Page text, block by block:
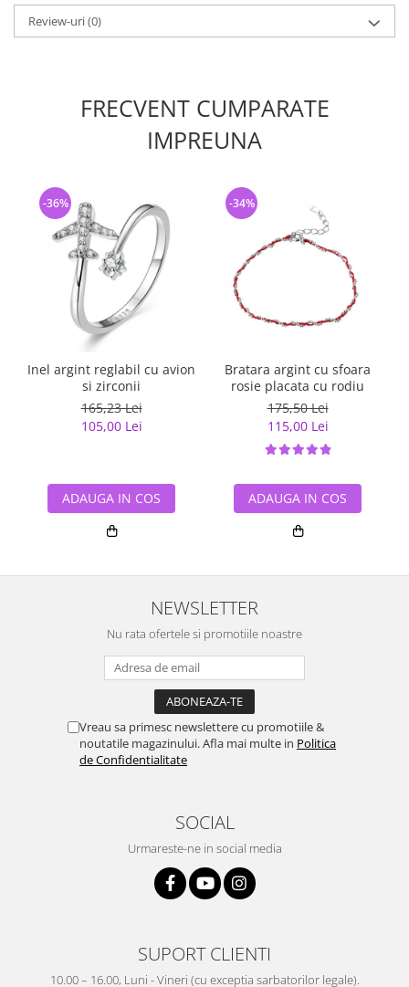
Review-uri(0)
FRECVENT CUMPARATE
IMPREUNA
Inel argint reglabil cu avion
si zirconii
165,23 Lei
105,00 Lei
-36%
ADAUGA IN COS
Bratara argint cu sfoara
rosie placata cu rodiu
175,50 Lei
115,00 Lei
-34%
ADAUGA IN COS
NEWSLETTER
Nu rata ofertele si promotiile noastre
Vreau sa primesc newslettere cu promotiile &
noutatile magazinului. Afla mai multe in Politica
de Confidentialitate
SOCIAL
Urmareste-ne in social media
SUPORT CLIENTI
10.00 – 16.00, Luni - Vineri (cu exceptia sarbatorilor legale).